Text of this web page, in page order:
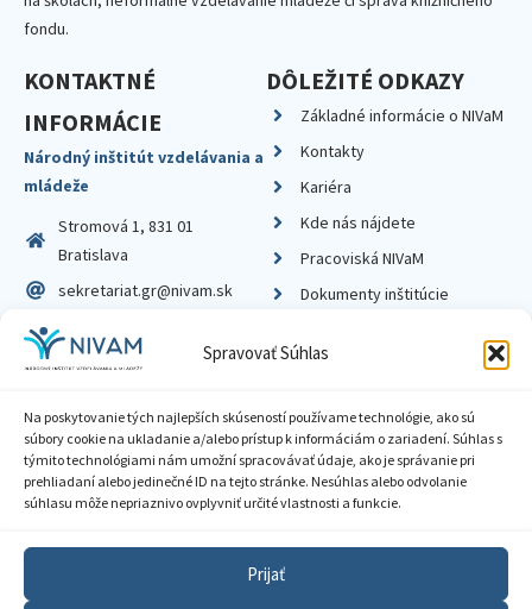
Spravovať Súhlas
Na poskytovanie tých najlepších skúseností používame technológie, ako sú
súbory cookie na ukladanie a/alebo prístup k informáciám o zariadení. Súhlas s
týmito technológiami nám umožní spracovávať údaje, ako je správanie pri
prehliadaní alebo jedinečné ID na tejto stránke. Nesúhlas alebo odvolanie
súhlasu môže nepriaznivo ovplyvniť určité vlastnosti a funkcie.
Prijať
fondu.
KONTAKTNÉ
INFORMÁCIE
Národný inštitút vzdelávania a
mládeže
Stromová 1, 831 01
Bratislava
sekretariat.gr@nivam.sk
IČO: 00164348
DIČ: 2020798714
DÔLEŽITÉ ODKAZY
Základné informácie o NIVaM
Kontakty
Kariéra
Kde nás nájdete
Pracoviská NIVaM
Dokumenty inštitúcie
Zásady ochrany súkromia
Sprístupnenie informácií